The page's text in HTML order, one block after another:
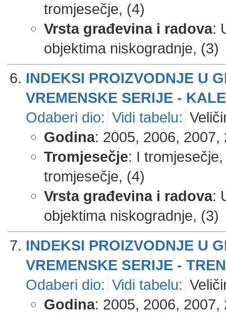
tromjesečje, (4)
Vrsta građevina i radova:
objektima niskogradnje, (3)
INDEKSI PROIZVODNJE U
VREMENSKE SERIJE -
Odaberi dio: Vidi tabelu:
Godina: 2005, 2006,
Tromjesečje: I
tromjesečje, (4)
Vrsta građevina i radova:
objektima niskogradnje, (3)
INDEKSI PROIZVODNJE U
VREMENSKE SERIJE -
Odaberi dio: Vidi tabelu:
Godina: 2005, 2006,